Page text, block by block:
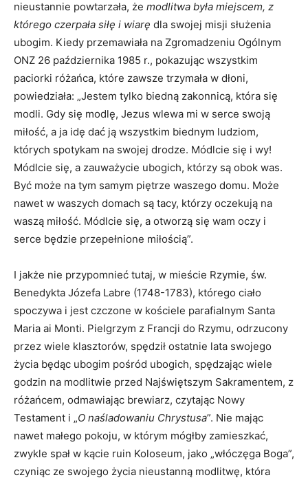
nieustannie powtarzała, że modlitwa była miejscem, z
którego czerpała siłę i wiarę dla swojej misji służenia
ubogim. Kiedy przemawiała na Zgromadzeniu Ogólnym
ONZ 26 października 1985 r., pokazując wszystkim
paciorki różańca, które zawsze trzymała w dłoni,
powiedziała: „Jestem tylko biedną zakonnicą, która się
modli. Gdy się modlę, Jezus wlewa mi w serce swoją
miłość, a ja idę dać ją wszystkim biednym ludziom,
których spotykam na swojej drodze. Módlcie się i wy!
Módlcie się, a zauważycie ubogich, którzy są obok was.
Być może na tym samym piętrze waszego domu. Może
nawet w waszych domach są tacy, którzy oczekują na
waszą miłość. Módlcie się, a otworzą się wam oczy i
serce będzie przepełnione miłością”.
I jakże nie przypomnieć tutaj, w mieście Rzymie, św.
Benedykta Józefa Labre (1748-1783), którego ciało
spoczywa i jest czczone w kościele parafialnym Santa
Maria ai Monti. Pielgrzym z Francji do Rzymu, odrzucony
przez wiele klasztorów, spędził ostatnie lata swojego
życia będąc ubogim pośród ubogich, spędzając wiele
godzin na modlitwie przed Najświętszym Sakramentem, z
różańcem, odmawiając brewiarz, czytając Nowy
Testament i „O naśladowaniu Chrystusa”. Nie mając
nawet małego pokoju, w którym mógłby zamieszkać,
zwykle spał w kącie ruin Koloseum, jako „włóczęga Boga”,
czyniąc ze swojego życia nieustanną modlitwę, która